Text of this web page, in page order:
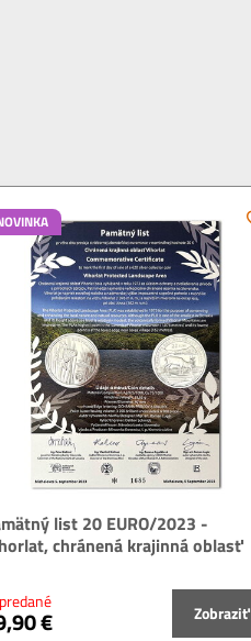
list 20 EURO/2023 -
chránená krajinná oblasť
€ Zobraziť